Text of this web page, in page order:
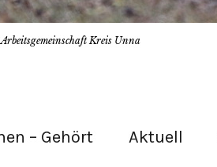
Kreis Unna
– Gehört Aktuell